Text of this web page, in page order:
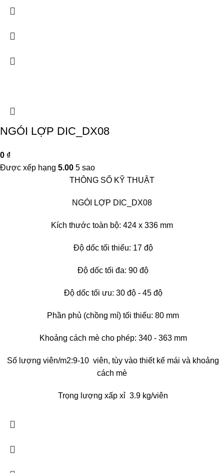
NGÓI LỢP DIC_DX08
0 ₫
Được xếp hạng 5.00 5 sao
THÔNG SỐ KỸ THUẬT
NGÓI LỢP DIC_DX08
Kích thước toàn bộ: 424 x 336 mm
Độ dốc tối thiểu: 17 độ
Độ dốc tối đa: 90 độ
Độ dốc tối ưu: 30 độ - 45 độ
Phần phủ (chồng mí) tối thiểu: 80 mm
Khoảng cách mè cho phép: 340 - 363 mm
Số lượng viên/m2:9-10 viên, tùy vào thiết kế mái và khoảng
cách mè
Trọng lượng xấp xỉ 3.9 kg/viên